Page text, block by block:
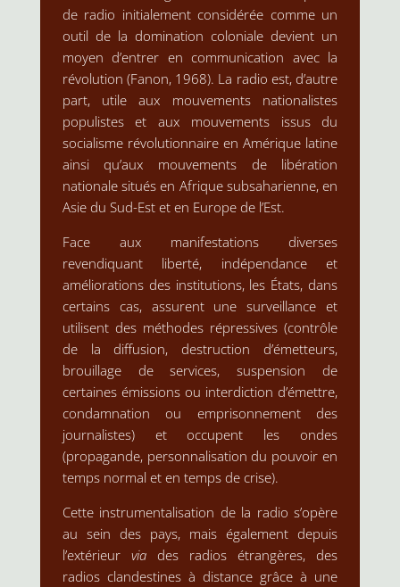
de radio initialement considérée comme un
outil de la domination coloniale devient un
moyen d’entrer en communication avec la
révolution (Fanon, 1968). La radio est, d’autre
part, utile aux mouvements nationalistes
populistes et aux mouvements issus du
socialisme révolutionnaire en Amérique latine
ainsi qu’aux mouvements de libération
nationale situés en Afrique subsaharienne, en
Asie du Sud-Est et en Europe de l’Est.
Face aux manifestations diverses
revendiquant liberté, indépendance et
améliorations des institutions, les États, dans
certains cas, assurent une surveillance et
utilisent des méthodes répressives (contrôle
de la diffusion, destruction d’émetteurs,
brouillage de services, suspension de
certaines émissions ou interdiction d’émettre,
condamnation ou emprisonnement des
journalistes) et occupent les ondes
(propagande, personnalisation du pouvoir en
temps normal et en temps de crise).
Cette instrumentalisation de la radio s’opère
au sein des pays, mais également depuis
l’extérieur viades radios étrangères, des
radios clandestines à distance grâce à une